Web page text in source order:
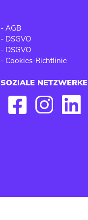
- AGB
- DSGVO
- DSGVO
- Cookies-Richtlinie
SOZIALE NETZWERKE